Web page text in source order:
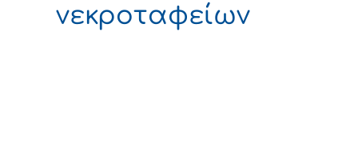
νεκροταφείων